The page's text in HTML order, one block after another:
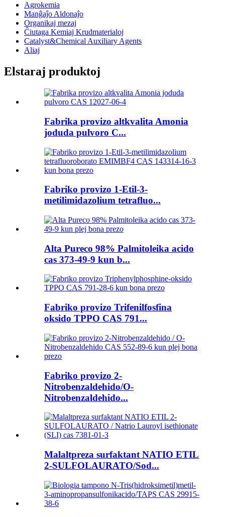
Agrokemia
Manĝaĵo Aldonaĵo
Organikaj mezaj
Ĉiutaga Kemiaj Krudmaterialoj
Catalyst&Chemical Auxiliary Agents
Aliaj
Elstaraj produktoj
Fabrika provizo altkvalita Amonia
joduda pulvoro C...
Fabriko provizo 1-Etil-3-
metilimidazolium tetrafluo...
Alta Pureco 98% Palmitoleika acido
cas 373-49-9 kun b...
Fabriko provizo Trifenilfosfina
oksido TPPO CAS 791...
Fabriko provizo 2-
Nitrobenzaldehido/O-
Nitrobenzaldehido...
Malaltpreza surfaktant NATIO ETIL
2-SULFOLAURATO/Sod...